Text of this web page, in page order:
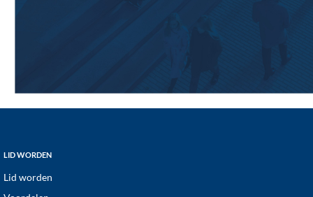
Footer
LID WORDEN
Lid worden